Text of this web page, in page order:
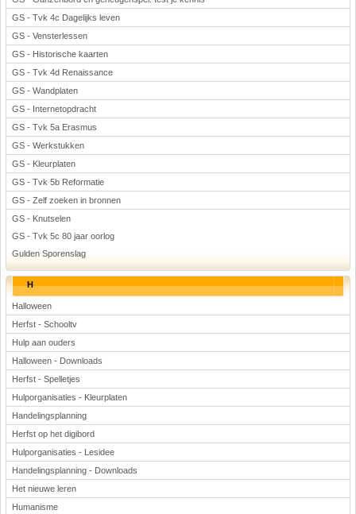
GS - Tvk 4c Dagelijks leven
GS - Vensterlessen
GS - Historische kaarten
GS - Tvk 4d Renaissance
GS - Wandplaten
GS - Internetopdracht
GS - Tvk 5a Erasmus
GS - Werkstukken
GS - Kleurplaten
GS - Tvk 5b Reformatie
GS - Zelf zoeken in bronnen
GS - Knutselen
GS - Tvk 5c 80 jaar oorlog
Gulden Sporenslag
H
Halloween
Herfst - Schooltv
Hulp aan ouders
Halloween - Downloads
Herfst - Spelletjes
Hulporganisaties - Kleurplaten
Handelingsplanning
Herfst op het digibord
Hulporganisaties - Lesidee
Handelingsplanning - Downloads
Het nieuwe leren
Humanisme